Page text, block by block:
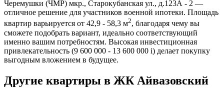
Черемушки (ЧМР) мкр., Старокубанская ул., д.123А - 2 —
отличное решение для участников военной ипотеки. Площадь
квартир варьируется от 42,9 - 58,3 м2, благодаря чему вы
сможете подобрать вариант, идеально соответствующий
именно вашим потребностям. Высокая инвестиционная
привлекательность (9 600 000 - 13 600 000 i) делает покупку
выгодным вложением в будущее.
Другие квартиры в ЖК Айвазовский